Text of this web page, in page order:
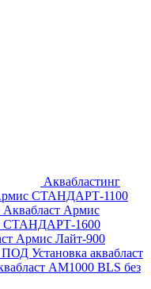
Аквабластинг
СТАНДАРТ-1100
Аквабласт Армис
СТАНДАРТ-1600
Армис Лайт-900
ПОД Установка аквабласт
AM1000 BLS без